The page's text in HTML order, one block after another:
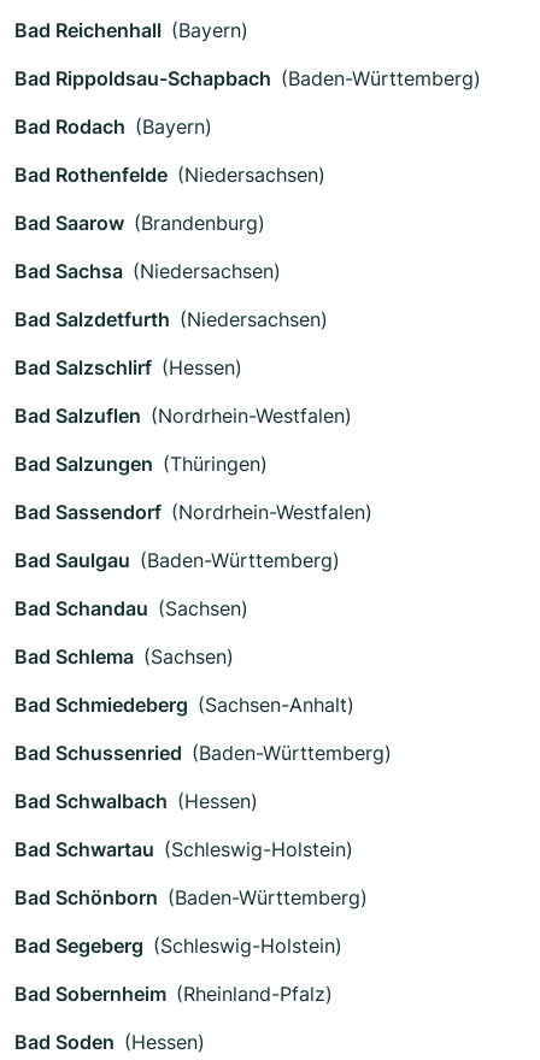
Bad Reichenhall (Bayern)
Bad Rippoldsau-Schapbach (Baden-Württemberg)
Bad Rodach (Bayern)
Bad Rothenfelde (Niedersachsen)
Bad Saarow (Brandenburg)
Bad Sachsa (Niedersachsen)
Bad Salzdetfurth (Niedersachsen)
Bad Salzschlirf (Hessen)
Bad Salzuflen (Nordrhein-Westfalen)
Bad Salzungen (Thüringen)
Bad Sassendorf (Nordrhein-Westfalen)
Bad Saulgau (Baden-Württemberg)
Bad Schandau (Sachsen)
Bad Schlema (Sachsen)
Bad Schmiedeberg (Sachsen-Anhalt)
Bad Schussenried (Baden-Württemberg)
Bad Schwalbach (Hessen)
Bad Schwartau (Schleswig-Holstein)
Bad Schönborn (Baden-Württemberg)
Bad Segeberg (Schleswig-Holstein)
Bad Sobernheim (Rheinland-Pfalz)
Bad Soden (Hessen)